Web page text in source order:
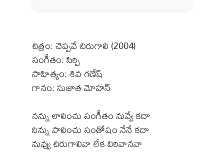
చిత్రం: చెప్పవే చిరుగాలి (2004)
సంగీతం: సిర్పి
సాహిత్యం: శివ గణేష్
గానం: సుజాత మోహన్
నన్ను లాలించు సంగీతం నువ్వే కదా
నిన్ను పాలించు సంతోషం నేనే కదా
నువ్వు చిరుగాలివా లేక విరివానవా